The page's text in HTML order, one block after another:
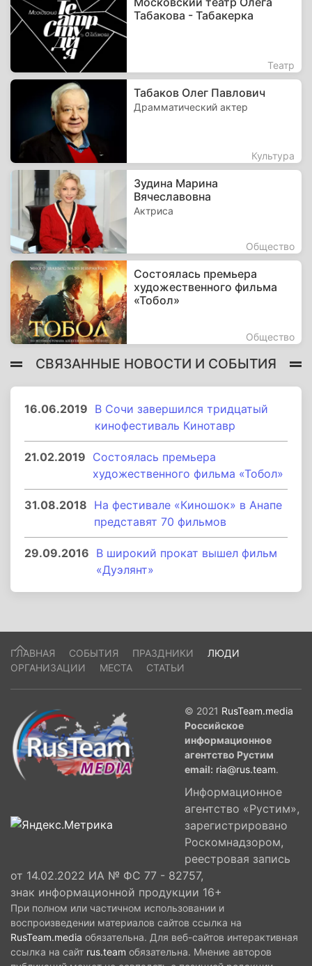
Табакова - Табакерка
Театр
Табаков Олег Павлович
Драмматический актер
Культура
Зудина Марина
Вячеславовна
Актриса
Общество
Состоялась премьера
художественного фильма
«Тобол»
Общество
СВЯЗАННЫЕ НОВОСТИ И СОБЫТИЯ
16.06.2019 В Сочи завершился тридцатый
кинофестиваль Кинотавр
21.02.2019 Состоялась премьера
художественного фильма «Тобол»
31.08.2018 На фестивале «Киношок» в Анапе
представят 70 фильмов
29.09.2016 В широкий прокат вышел фильм
«Дуэлянт»
ГЛАВНАЯ СОБЫТИЯ ПРАЗДНИКИ
ЛЮДИ
ОРГАНИЗАЦИИ
МЕСТА СТАТЬИ
© 2021 RusTeam.media
Российское
информационное
агентство Рустим
email: ria@rus.team.
Информационное
агентство «Рустим»,
зарегистрировано
Роскомнадзором,
реестровая запись
от 14.02.2022 ИА № ФС 77 - 82757,
знак информационной продукции 16+
При полном или частичном использовании и
воспроизведении материалов сайтов ссылка на
RusTeam.media обязательна. Для веб-сайтов интерактивная
ссылка на сайт rus.team обязательна. Мнение авторов